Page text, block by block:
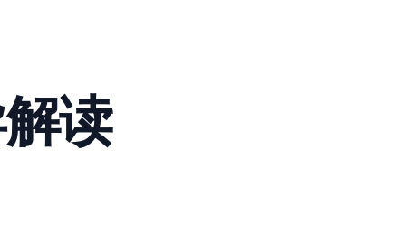
读